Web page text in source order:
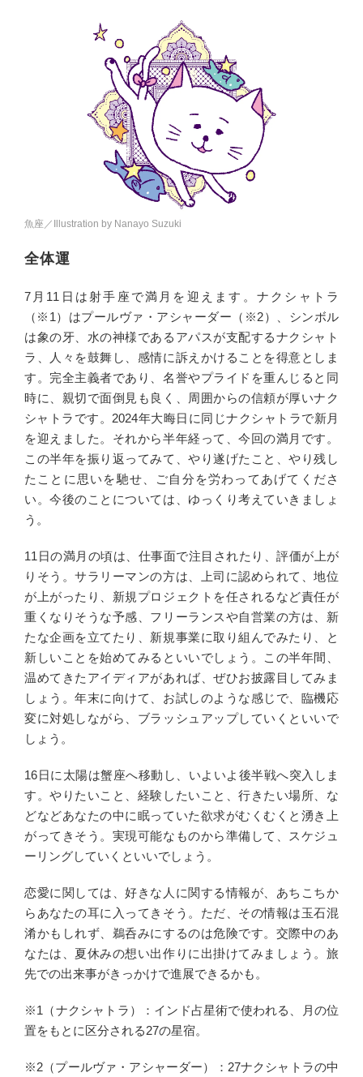
魚座／Illustration by Nanayo Suzuki
全体運
7月11日は射手座で満月を迎えます。ナクシャトラ
（※1）はプールヴァ・アシャーダー（※2）、シンボル
は象の牙、水の神様であるアパスが支配するナクシャト
ラ、人々を鼓舞し、感情に訴えかけることを得意としま
す。完全主義者であり、名誉やプライドを重んじると同
時に、親切で面倒見も良く、周囲からの信頼が厚いナク
シャトラです。2024年大晦日に同じナクシャトラで新月
を迎えました。それから半年経って、今回の満月です。
この半年を振り返ってみて、やり遂げたこと、やり残し
たことに思いを馳せ、ご自分を労わってあげてくださ
い。今後のことについては、ゆっくり考えていきましょ
う。
11日の満月の頃は、仕事面で注目されたり、評価が上が
りそう。サラリーマンの方は、上司に認められて、地位
が上がったり、新規プロジェクトを任されるなど責任が
重くなりそうな予感、フリーランスや自営業の方は、新
たな企画を立てたり、新規事業に取り組んでみたり、と
新しいことを始めてみるといいでしょう。この半年間、
温めてきたアイディアがあれば、ぜひお披露目してみま
しょう。年末に向けて、お試しのような感じで、臨機応
変に対処しながら、ブラッシュアップしていくといいで
しょう。
16日に太陽は蟹座へ移動し、いよいよ後半戦へ突入しま
す。やりたいこと、経験したいこと、行きたい場所、な
どなどあなたの中に眠っていた欲求がむくむくと湧き上
がってきそう。実現可能なものから準備して、スケジュ
ーリングしていくといいでしょう。
恋愛に関しては、好きな人に関する情報が、あちこちか
らあなたの耳に入ってきそう。ただ、その情報は玉石混
淆かもしれず、鵜呑みにするのは危険です。交際中のあ
なたは、夏休みの想い出作りに出掛けてみましょう。旅
先での出来事がきっかけで進展できるかも。
※1（ナクシャトラ）：インド占星術で使われる、月の位
置をもとに区分される27の星宿。
※2（プールヴァ・アシャーダー）：27ナクシャトラの中